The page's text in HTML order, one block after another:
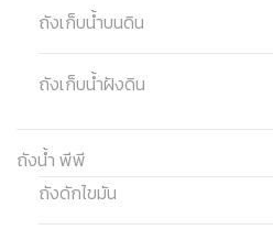
ถังเก็บน้ำบนดิน
ถังเก็บน้ำฝังดิน
ถังน้ำ พีพี
ถังดักไขมัน